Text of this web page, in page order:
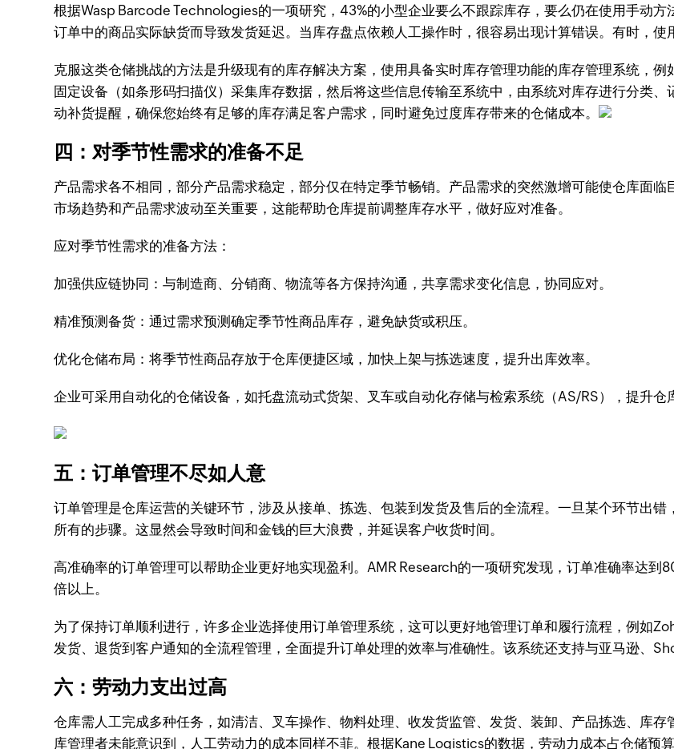
根据Wasp Barcode Technologies的一项研究，43%的小型企业要么不跟踪库存，要么仍在使用手动
订单中的商品实际缺货而导致发货延迟。当库存盘点依赖人工操作时，很容易出现计算错误。有时，使
克服这类仓储挑战的方法是升级现有的库存解决方案，使用具备实时库存管理功能的库存管理系统，
固定设备（如条形码扫描仪）采集库存数据，然后将这些信息传输至系统中，由系统对库存进行分类
动补货提醒，确保您始终有足够的库存满足客户需求，同时避免过度库存带来的仓储成本。
四：对季节性需求的准备不足
产品需求各不相同，部分产品需求稳定，部分仅在特定季节畅销。产品需求的突然激增可能使仓库面
市场趋势和产品需求波动至关重要，这能帮助仓库提前调整库存水平，做好应对准备。
应对季节性需求的准备方法：
加强供应链协同：与制造商、分销商、物流等各方保持沟通，共享需求变化信息，协同应对。
精准预测备货：通过需求预测确定季节性商品库存，避免缺货或积压。
优化仓储布局：将季节性商品存放于仓库便捷区域，加快上架与拣选速度，提升出库效率。
企业可采用自动化的仓储设备，如托盘流动式货架、叉车或自动化存储与检索系统（AS/RS），提升仓
五：订单管理不尽如人意
订单管理是仓库运营的关键环节，涉及从接单、拣选、包装到发货及售后的全流程。一旦某个环节出
所有的步骤。这显然会导致时间和金钱的巨大浪费，并延误客户收货时间。
高准确率的订单管理可以帮助企业更好地实现盈利。AMR Research的一项研究发现，订单准确率达
倍以上。
为了保持订单顺利进行，许多企业选择使用订单管理系统，这可以更好地管理订单和履行流程，例如
发货、退货到客户通知的全流程管理，全面提升订单处理的效率与准确性。该系统还支持与亚马逊、
六：劳动力支出过高
仓库需人工完成多种任务，如清洁、叉车操作、物料处理、收发货监管、发货、装卸、产品拣选、库
库管理者未能意识到，人工劳动力的成本同样不菲。根据Kane Logistics的数据，劳动力成本占仓储预